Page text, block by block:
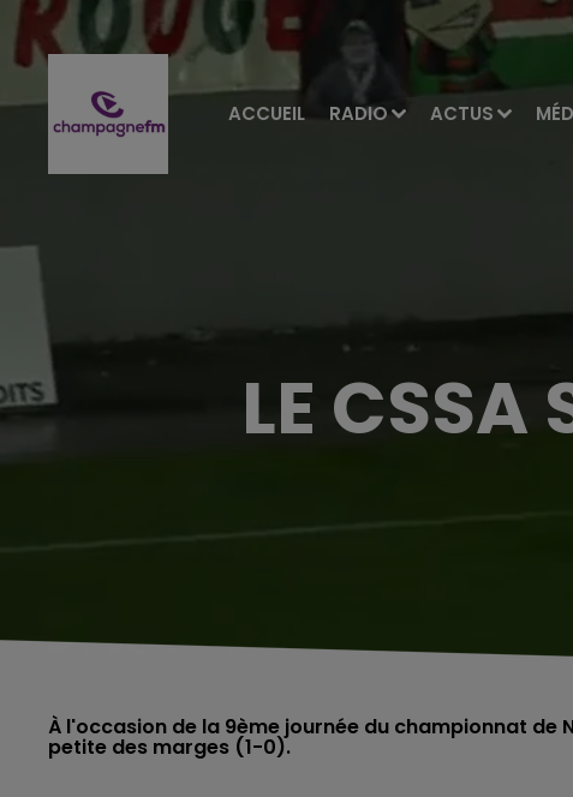
ACCUEIL RADIO ACTUS
LE CSSA
À l'occasion de la 9ème journée du championnat de
petite des marges (1-0).